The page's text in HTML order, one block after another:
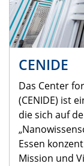
CENIDE
Das Center
(CENIDE) ist
die sich auf
Essen
Mission und